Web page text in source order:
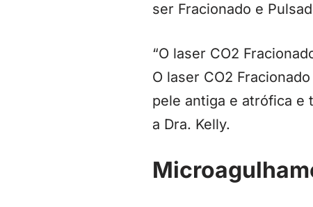
ser Fracionado e
“O laser CO2
O laser CO2
pele antiga e atrófica e
a Dra. Kelly.